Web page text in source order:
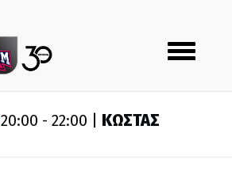
Toggle
navigation
20:00 - 22:00 | ΚΩΣΤΑΣ